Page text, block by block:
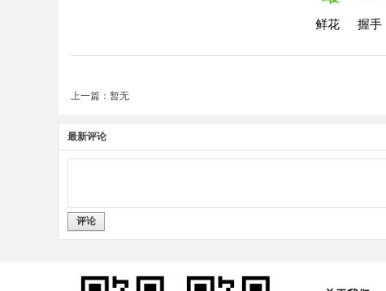
鲜花 握手
上一篇：暂无
最新评论
评论